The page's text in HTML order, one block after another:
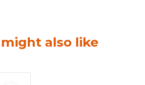
might also like